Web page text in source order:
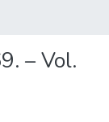
– Vol.